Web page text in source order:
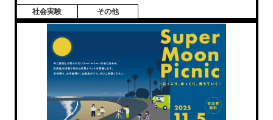
社会実験 その他